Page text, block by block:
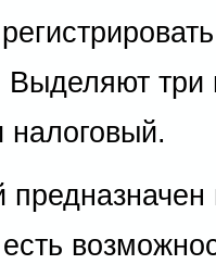
Выделяют
налоговый.